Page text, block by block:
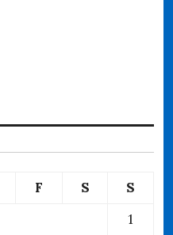
F S
S
1